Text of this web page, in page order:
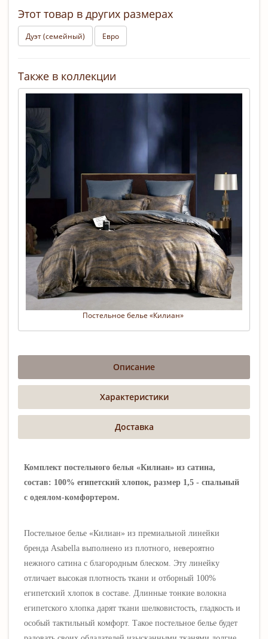
Этот товар в других размерах
Дуэт (семейный) Евро
Также в коллекции
Постельное белье «Килиан»
Описание
Характеристики
Доставка
Комплект постельного белья «Килиан» из сатина,
состав: 100% египетский хлопок, размер 1,5 - спальный
с одеялом-комфортером.
Постельное белье «Килиан» из премиальной линейки
бренда Asabella выполнено из плотного, невероятно
нежного сатина с благородным блеском. Эту линейку
отличает высокая плотность ткани и отборный 100%
египетский хлопок в составе. Длинные тонкие волокна
египетского хлопка дарят ткани шелковистость, гладкость и
особый тактильный комфорт. Такое постельное белье будет